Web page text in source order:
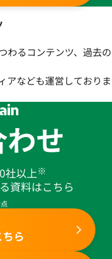
わるコンテンツ、過去の
アなども運営しておりま
せ
社以上※
資料はこちら
ら